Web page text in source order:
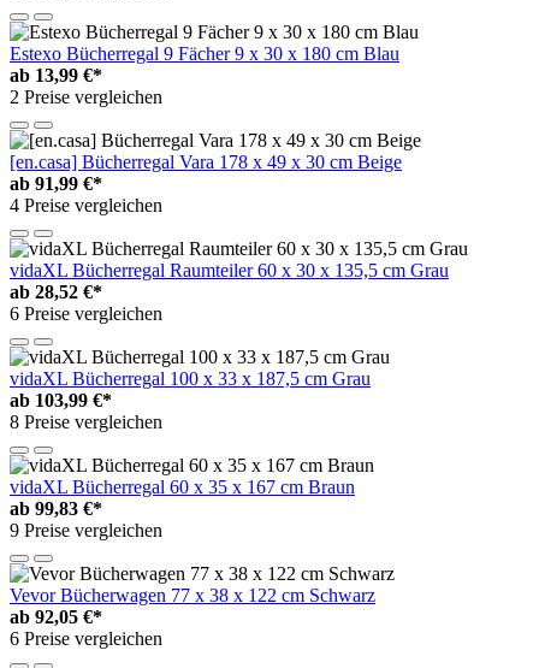
Estexo Bücherregal 9 Fächer 9 x 30 x 180 cm Blau
ab 13,99 €*
2 Preise vergleichen
[en.casa] Bücherregal Vara 178 x 49 x 30 cm Beige
ab 91,99 €*
4 Preise vergleichen
vidaXL Bücherregal Raumteiler 60 x 30 x 135,5 cm Grau
ab 28,52 €*
6 Preise vergleichen
vidaXL Bücherregal 100 x 33 x 187,5 cm Grau
ab 103,99 €*
8 Preise vergleichen
vidaXL Bücherregal 60 x 35 x 167 cm Braun
ab 99,83 €*
9 Preise vergleichen
Vevor Bücherwagen 77 x 38 x 122 cm Schwarz
ab 92,05 €*
6 Preise vergleichen